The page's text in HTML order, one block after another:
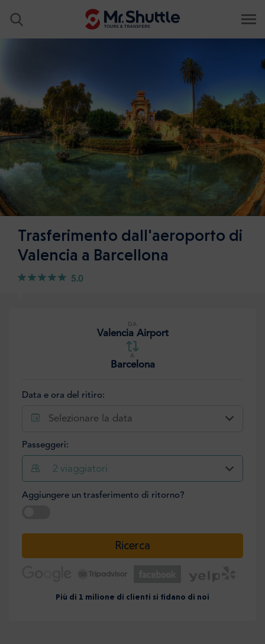
Trasferimento dall'aeroporto di
Valencia a Barcellona
5.0
DA
Valencia Airport
A
Barcelona
Data e ora del ritiro:
Selezionare la data
Passeggeri:
2 viaggiatori
Aggiungere un trasferimento di ritorno?
Ricerca
Più di 1 milione di clienti si fidano di noi